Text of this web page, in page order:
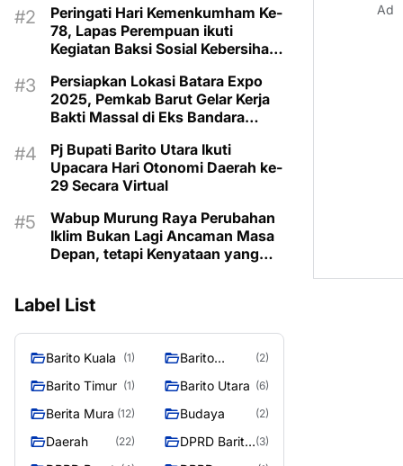
Peringati Hari Kemenkumham Ke-
78, Lapas Perempuan ikuti
Kegiatan Baksi Sosial Kebersihan
Persiapkan Lokasi Batara Expo
2025, Pemkab Barut Gelar Kerja
Bakti Massal di Eks Bandara
Pj Bupati Barito Utara Ikuti
Upacara Hari Otonomi Daerah ke-
29 Secara Virtual
Wabup Murung Raya Perubahan
Iklim Bukan Lagi Ancaman Masa
Depan, tetapi Kenyataan yang
Label List
Barito Kuala (1)
Barito
(2)
Barito Timur (1) Barito Utara (6)
Berita Mura (12) Budaya (2)
Daerah (22)
DPRD Barito (3)
Ad